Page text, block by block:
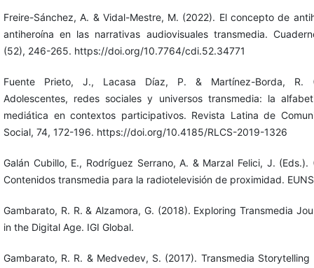
Freire-Sánchez, A. & Vidal-Mestre, M. (2022). El concepto de
antiheroína en las narrativas audiovisuales transmedia.
(52), 246-265. https://doi.org/10.7764/cdi.52.34771
Fuente Prieto, J., Lacasa Díaz, P. & Martínez-Borda, R.
Adolescentes, redes sociales y universos transmedia: la
mediática en contextos participativos. Revista Latina de
Social, 74, 172-196. https://doi.org/10.4185/RLCS-2019-1326
Galán Cubillo, E., Rodríguez Serrano, A. & Marzal Felici, J. (Eds.).
Contenidos transmedia para la radiotelevisión de proximidad.
Gambarato, R. R. & Alzamora, G. (2018). Exploring Transmedia
in the Digital Age. IGI Global.
Gambarato, R. R. & Medvedev, S. (2017). Transmedia Storytelling